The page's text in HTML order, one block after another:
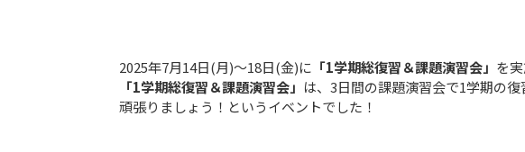
2025年7月14日(月)～18日(金)に 「1学期総復習＆課題演習会」 を
「1学期総復習＆課題演習会」 は、3日間の課題演習会で1学期の復
頑張りましょう！というイベントでした！